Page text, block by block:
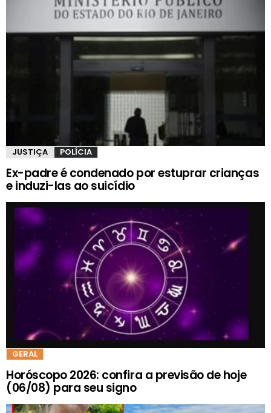
JUSTIÇA POLÍCIA
Ex-padre é condenado por estuprar crianças
e induzi-las ao suicídio
GERAL
Horóscopo 2026: confira a previsão de hoje
(06/08) para seu signo